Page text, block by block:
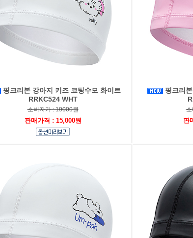
핑크리본 강아지 키즈 코팅수모 화이트
RRKC524 WHT
소비자가 : 19000원
판매가격 : 15,000원
핑크리본
소
판